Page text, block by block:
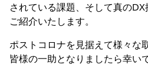
されている課題、そして真の
ご紹介いたします。
ポストコロナを見据えて様々な
皆様の一助となりましたら幸い